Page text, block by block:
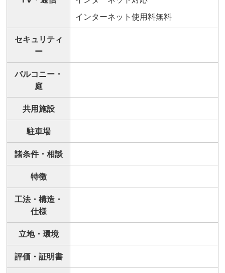
インターネット使用料無料
セキュリティ
ー
バルコニー・
庭
共用施設
駐車場
諸条件・相談
特徴
工法・構造・
仕様
立地・環境
評価・証明書